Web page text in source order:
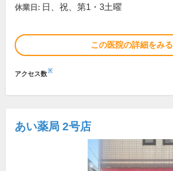
休業日: 日、祝、第1・3土曜
この医院の詳細をみる
アクセス数※
あい薬局 2号店